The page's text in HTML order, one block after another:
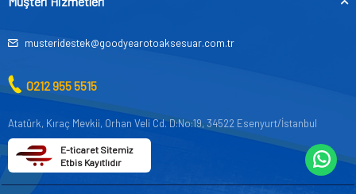
musteridestek@goodyearotoaksesuar.com.tr
0212 955 5515
Atatürk, Kıraç Mevkii, Orhan Veli Cd. D:No:19, 34522 Esenyurt/İstanbul
E-ticaret Sitemiz
Etbis Kayıtlıdır